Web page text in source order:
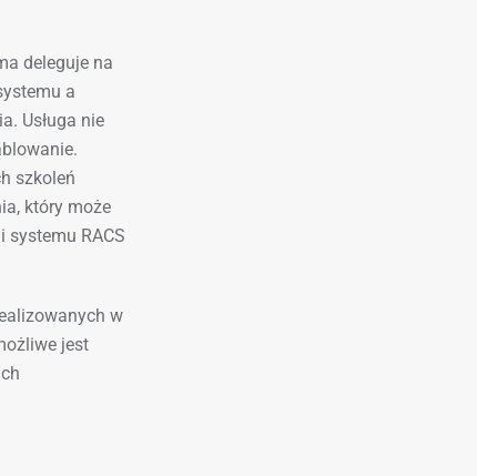
deleguje na
a
Usługa nie
szkoleń
który może
RACS
w
jest